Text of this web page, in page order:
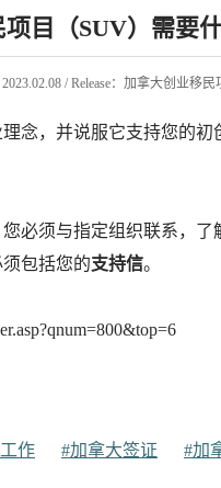
目（SUV）需要
/ Release：加拿大创业移民
念，并说服它支持您的
必须与指定组织联系，
包括您的支持信。
作 #加拿大签证 #加